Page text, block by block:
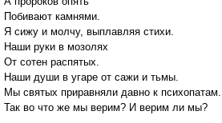
Побивают камнями.
Я сижу и молчу, выплавляя стихи.
Наши руки в мозолях
От сотен распятых.
Наши души в угаре от сажи и тьмы.
Мы святых приравняли давно к психопатам.
Так во что же мы верим? И верим ли мы?